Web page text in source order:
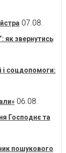
07.08.
як звернутись
і соцдопомоги:
06.08.
Господнє та
пошукового